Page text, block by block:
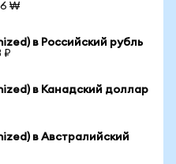
₩
в Российский рубль
₽
в Канадский доллар
в Австралийский